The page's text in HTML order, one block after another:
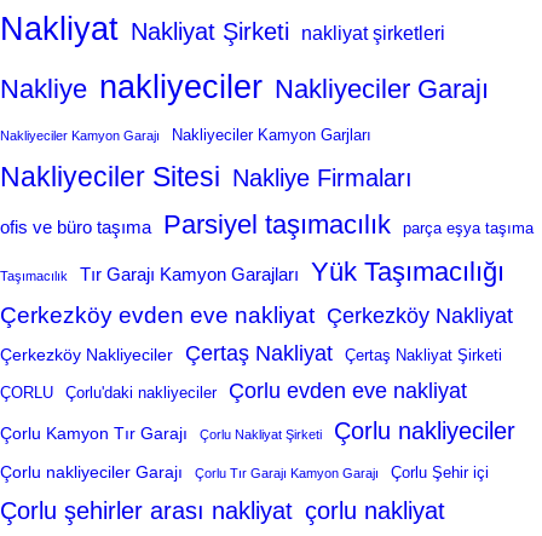
Nakliyat Nakliyat Şirketi nakliyat şirketleri
Nakliye nakliyeciler Nakliyeciler Garajı
Nakliyeciler Kamyon Garajı Nakliyeciler Kamyon Garjları
Nakliyeciler Sitesi Nakliye Firmaları
ofis ve büro taşıma Parsiyel taşımacılık parça eşya taşıma
Taşımacılık Tır Garajı Kamyon Garajları Yük Taşımacılığı
Çerkezköy evden eve nakliyat Çerkezköy Nakliyat
Çerkezköy Nakliyeciler Çertaş Nakliyat Çertaş Nakliyat Şirketi
ÇORLU Çorlu'daki nakliyeciler Çorlu evden eve nakliyat
Çorlu Kamyon Tır Garajı Çorlu Nakliyat Şirketi Çorlu nakliyeciler
Çorlu nakliyeciler Garajı Çorlu Tır Garajı Kamyon Garajı Çorlu Şehir içi
Çorlu şehirler arası nakliyat çorlu nakliyat